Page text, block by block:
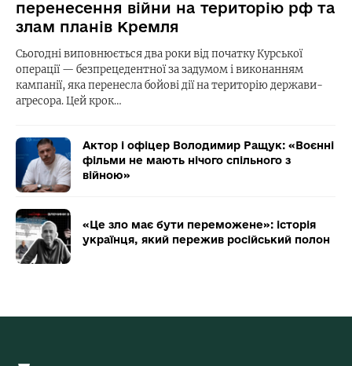
перенесення війни на територію рф та
злам планів Кремля
Сьогодні виповнюється два роки від початку Курської
операції — безпрецедентної за задумом і виконанням
кампанії, яка перенесла бойові дії на територію держави-
агресора. Цей крок…
Актор і офіцер Володимир Ращук: «Воєнні
фільми не мають нічого спільного з
війною»
«Це зло має бути переможене»: історія
українця, який пережив російський полон